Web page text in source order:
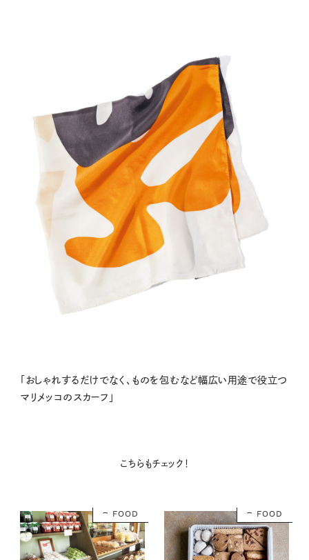
「おしゃれするだけでなく、ものを包むなど幅広い用途で役立つ
マリメッコのスカーフ」
こちらもチェック！
FOOD FOOD